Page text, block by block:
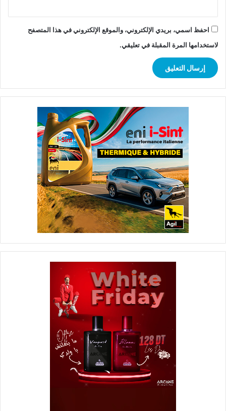
احفظ اسمي، بريدي الإلكتروني، والموقع الإلكتروني في هذا المتصفح
لاستخدامها المرة المقبلة في تعليقي.